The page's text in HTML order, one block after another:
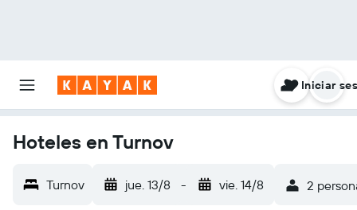
Iniciar
Hoteles en Turnov
Turnov jue. 13/8 - vie. 14/8 2